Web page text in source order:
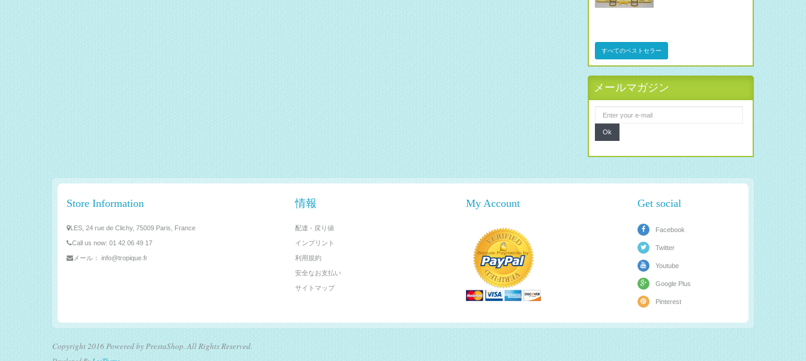
すべてのベストセラー
メールマガジン
Ok
Store Information
LES, 24 rue de Clichy, 75009 Paris, France
Call us now: 01 42 06 49 17
メール： info@tropique.fr
情報
配達 - 戻り値
インプリント
利用規約
安全なお支払い
サイトマップ
My Account Get social
Facebook
Twitter
Youtube
Google Plus
Pinterest
Copyright 2016 Powered by PrestaShop. All Rights Reserved.